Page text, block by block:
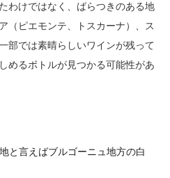
わけではなく、ばらつきのある地
（ピエモンテ、トスカーナ）、ス
部では素晴らしいワインが残って
めるボトルが見つかる可能性があ
と言えばブルゴーニュ地方の白